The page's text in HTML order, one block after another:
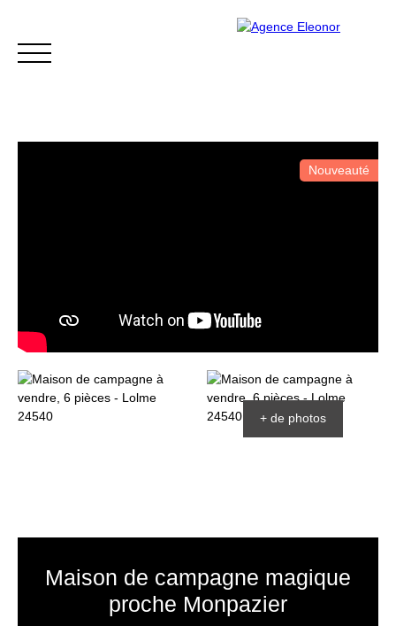
Être rappelé
Nouveauté
+ de photos
Maison de campagne magique
proche Monpazier